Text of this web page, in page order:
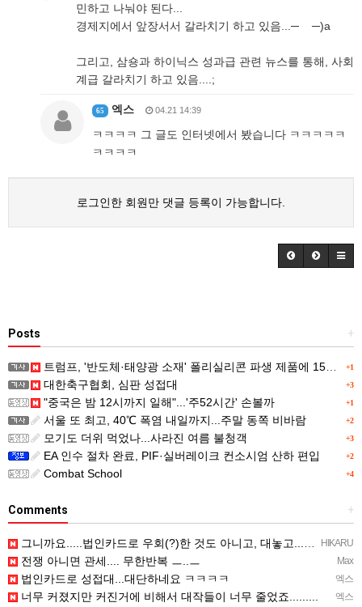
민하고 나눠야 된다...
경제지에서 앞장서서 갈라치기 하고 있음...─ ─)a
그리고, 삼숑과 하이닉스 성과급 관련 뉴스를 통해, 사회
계급 갈라치기 하고 있음....;
65 엑스 04.21 14:39
ㅋㅋㅋㅋ 그 글도 인터넷에서 봤습니다 ㅋㅋㅋㅋㅋ
ㅋㅋㅋㅋ
로그인한 회원만 댓글 등록이 가능합니다.
+
Posts
+1
트럼프, '반도체·태양광 소재' 폴리실리콘 파생 제품에 15% 관세...한국 기업도 영향
+3
대한축구협회, 심판 성접대
+1
"중국은 밤 12시까지 일해"...'주52시간' 손볼까
+2
서울 또 최고, 40℃ 폭염 내일까지...주말 동쪽 비바람
+3
모기도 더위 먹었나...사라진 여름 불청객
+2
EA 인수 절차 완료, PIF·실버레이크 컨소시엄 산하 편입
+4
Combat School
+
Comments
HIKARU
그니까요.....법인카드로 우회(?)한 것도 아니고, 대놓고...ㅋ ㅋ)
Max
전쟁 아니면 관세.... 무한반복 ㅡ..ㅡ
엑스
법인카드로 성접대...대단하네요 ㅋㅋㅋㅋ
엑스
너무 커졌지만 커진거에 비해서 대작들이 너무 줄었죠.........